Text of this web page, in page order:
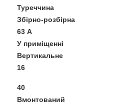
Туреччина
Збірно-розбірна
63 А
У приміщенні
Вертикальне
16
40
Вмонтований